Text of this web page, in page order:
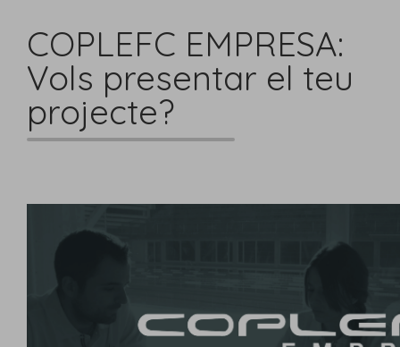
COPLEFC EMPRESA:
Vols presentar el teu
projecte?